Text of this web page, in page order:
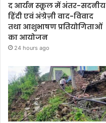
द आर्यन स्कूल में अंतर-सदनीय
हिंदी एवं अंग्रेज़ी वाद-विवाद
तथा आशुभाषण प्रतियोगिताओं
का आयोजन
24 hours ago